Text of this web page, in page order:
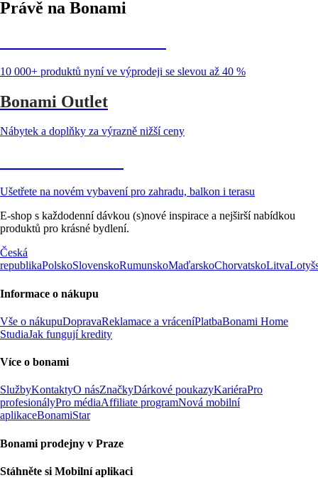
Právě na Bonami
10 000+ produktů nyní ve výprodeji se slevou až 40 %
Bonami Outlet
Nábytek a doplňky za výrazně nižší ceny
Ušetřete na novém vybavení pro zahradu, balkon i terasu
E-shop s každodenní dávkou (s)nové inspirace a nejširší nabídkou
produktů pro krásné bydlení.
Česká
republikaPolskoSlovenskoRumunskoMaďarskoChorvatskoLitva
Informace o nákupu
Vše o nákupuDopravaReklamace a vráceníPlatbaBonami Home
StudiaJak fungují kredity
Více o bonami
SlužbyKontaktyO násZnačkyDárkové poukazyKariéraPro
profesionályPro médiaAffiliate programNová mobilní
aplikaceBonamiStar
Bonami prodejny v Praze
Stáhněte si Mobilní aplikaci